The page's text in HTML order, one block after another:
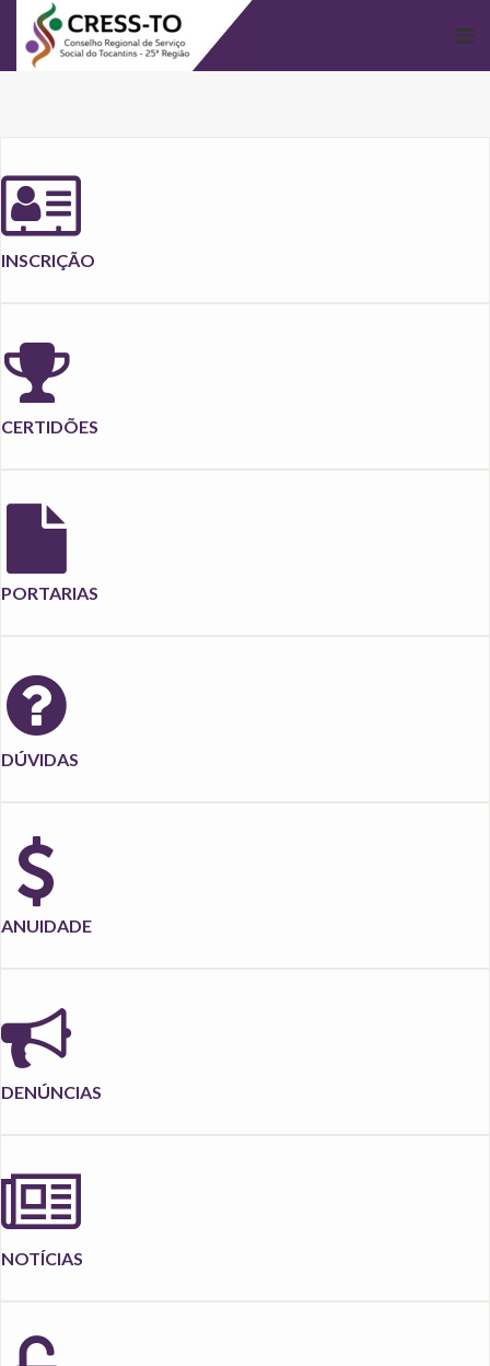
INSCRIÇÃO
CERTIDÕES
PORTARIAS
DÚVIDAS
ANUIDADE
DENÚNCIAS
NOTÍCIAS